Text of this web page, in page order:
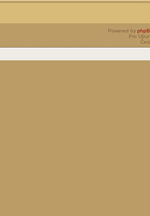
Powered by
Pro